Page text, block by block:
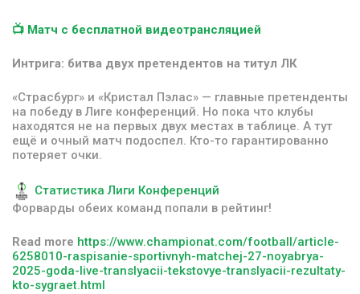
📺 Матч с бесплатной видеотрансляцией
Интрига: битва двух претендентов на титул ЛК
«Страсбург» и «Кристал Пэлас» — главные претенденты
на победу в Лиге конференций. Но пока что клубы
находятся не на первых двух местах в таблице. А тут
ещё и очный матч подоспел. Кто-то гарантированно
потеряет очки.
Статистика Лиги Конференций
Форварды обеих команд попали в рейтинг!
Read more https://www.championat.com/football/article-
6258010-raspisanie-sportivnyh-matchej-27-noyabrya-
2025-goda-live-translyacii-tekstovye-translyacii-rezultaty-
kto-sygraet.html